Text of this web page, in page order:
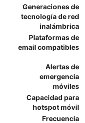
Generaciones de
tecnología de red
inalámbrica
Plataformas de
email compatibles
Alertas de
emergencia
móviles
Capacidad para
hotspot móvil
Frecuencia